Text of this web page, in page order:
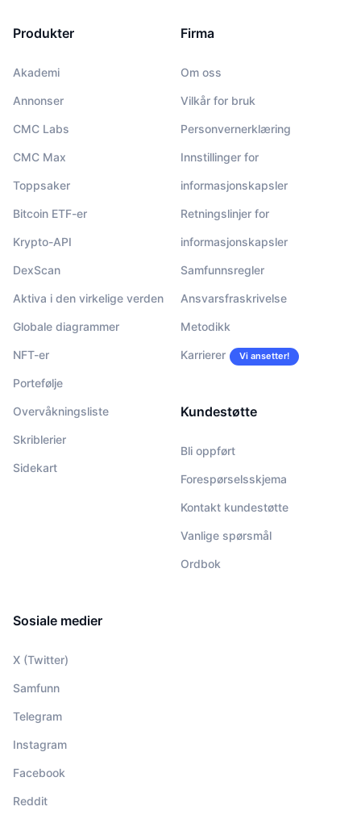
Produkter
Akademi
Annonser
CMC Labs
CMC Max
Toppsaker
Bitcoin ETF-er
Krypto-API
DexScan
Aktiva i den virkelige verden
Globale diagrammer
NFT-er
Portefølje
Overvåkningsliste
Skriblerier
Sidekart
Firma
Om oss
Vilkår for bruk
Personvernerklæring
Innstillinger for
informasjonskapsler
Retningslinjer for
informasjonskapsler
Samfunnsregler
Ansvarsfraskrivelse
Metodikk
Karrierer Vi ansetter!
Kundestøtte
Bli oppført
Forespørselsskjema
Kontakt kundestøtte
Vanlige spørsmål
Ordbok
Sosiale medier
X (Twitter)
Samfunn
Telegram
Instagram
Facebook
Reddit